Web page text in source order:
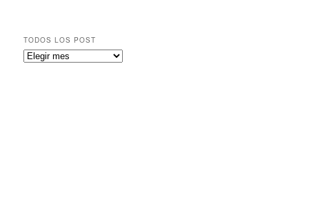
TODOS LOS POST